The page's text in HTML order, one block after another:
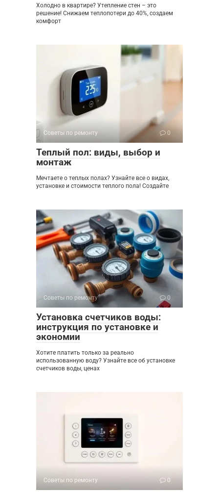
Холодно в квартире? Утепление стен – это
решение! Снижаем теплопотери до 40%, создаем
комфорт
Советы по ремонту 0
Теплый пол: виды, выбор и
монтаж
Мечтаете о теплых полах? Узнайте все о видах,
установке и стоимости теплого пола! Создайте
Советы по ремонту 0
Установка счетчиков воды:
инструкция по установке и
экономии
Хотите платить только за реально
использованную воду? Узнайте все об установке
счетчиков воды, ценах
Советы по ремонту 0